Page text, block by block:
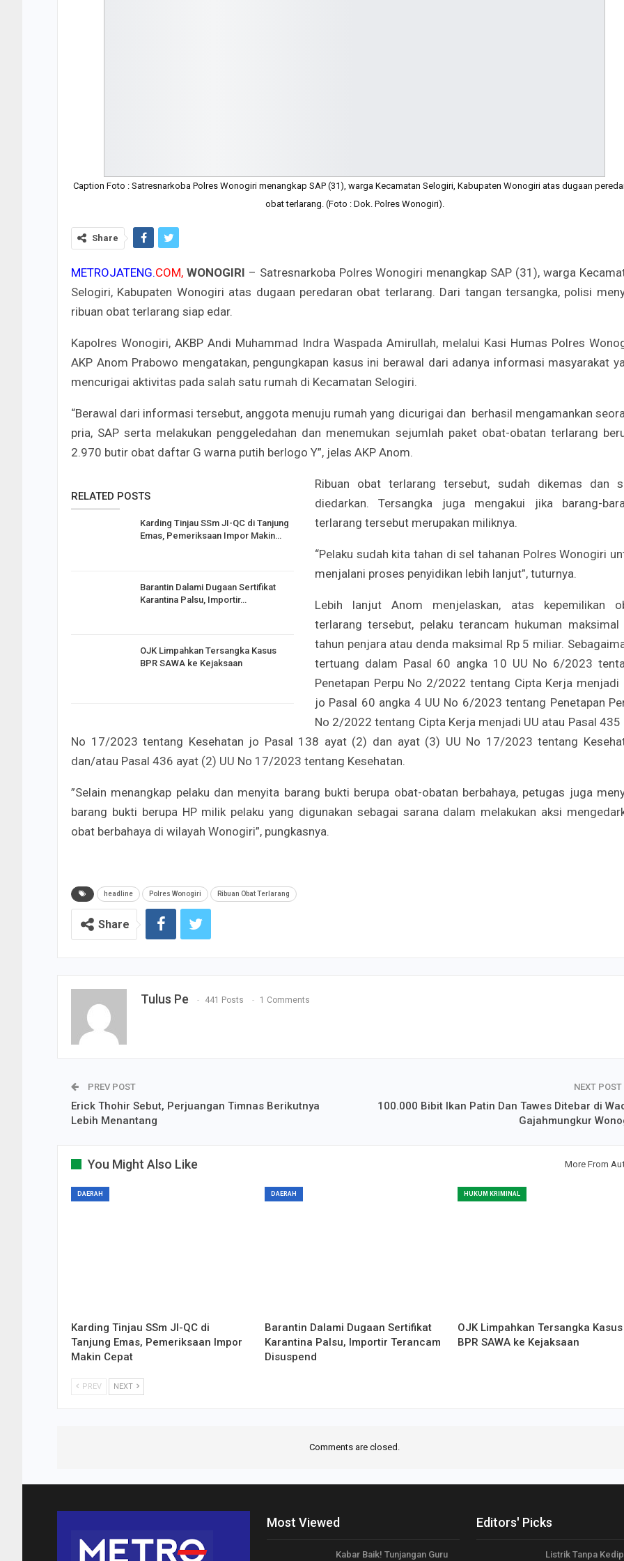
Caption Foto : Satresnarkoba Polres Wonogiri menangkap SAP (31), warga Kecamatan Selogiri, Kabupaten Wonogiri atas dugaan
obat terlarang. (Foto : Dok. Polres Wonogiri).
Share
METROJATENG.COM, WONOGIRI – Satresnarkoba Polres Wonogiri menangkap SAP (31), warga
Selogiri, Kabupaten Wonogiri atas dugaan peredaran obat terlarang. Dari tangan tersangka, polisi
ribuan obat terlarang siap edar.
Kapolres Wonogiri, AKBP Andi Muhammad Indra Waspada Amirullah, melalui Kasi Humas Polres
AKP Anom Prabowo mengatakan, pengungkapan kasus ini berawal dari adanya informasi masyarakat
mencurigai aktivitas pada salah satu rumah di Kecamatan Selogiri.
“Berawal dari informasi tersebut, anggota menuju rumah yang dicurigai dan berhasil mengamankan
pria, SAP serta melakukan penggeledahan dan menemukan sejumlah paket obat-obatan terlarang
2.970 butir obat daftar G warna putih berlogo Y”, jelas AKP Anom.
RELATED POSTS
Karding Tinjau SSm JI-QC di Tanjung
Emas, Pemeriksaan Impor Makin…
Barantin Dalami Dugaan Sertifikat
Karantina Palsu, Importir…
OJK Limpahkan Tersangka Kasus
BPR SAWA ke Kejaksaan
Ribuan obat terlarang tersebut, sudah dikemas dan
diedarkan. Tersangka juga mengakui jika barang-
terlarang tersebut merupakan miliknya.
“Pelaku sudah kita tahan di sel tahanan Polres Wonogiri
menjalani proses penyidikan lebih lanjut”, tuturnya.
Lebih lanjut Anom menjelaskan, atas kepemilikan
terlarang tersebut, pelaku terancam hukuman maksimal
tahun penjara atau denda maksimal Rp 5 miliar.
tertuang dalam Pasal 60 angka 10 UU No 6/2023
Penetapan Perpu No 2/2022 tentang Cipta Kerja menjadi
jo Pasal 60 angka 4 UU No 6/2023 tentang Penetapan
No 2/2022 tentang Cipta Kerja menjadi UU atau Pasal 435
No 17/2023 tentang Kesehatan jo Pasal 138 ayat (2) dan ayat (3) UU No 17/2023 tentang
dan/atau Pasal 436 ayat (2) UU No 17/2023 tentang Kesehatan.
”Selain menangkap pelaku dan menyita barang bukti berupa obat-obatan berbahaya, petugas juga
barang bukti berupa HP milik pelaku yang digunakan sebagai sarana dalam melakukan aksi
obat berbahaya di wilayah Wonogiri”, pungkasnya.
headline Polres Wonogiri Ribuan Obat Terlarang
Share
Tulus Pe 441 Posts 1 Comments
PREV POST
Erick Thohir Sebut, Perjuangan Timnas Berikutnya
Lebih Menantang
NEXT POST
100.000 Bibit Ikan Patin Dan Tawes Ditebar di
Gajahmungkur
You Might Also Like More From
DAERAH
Karding Tinjau SSm JI-QC di
Tanjung Emas, Pemeriksaan Impor
Makin Cepat
DAERAH
Barantin Dalami Dugaan Sertifikat
Karantina Palsu, Importir Terancam
Disuspend
HUKUM KRIMINAL
OJK Limpahkan Tersangka Kasus
BPR SAWA ke Kejaksaan
PREV NEXT
Comments are closed.
Most Viewed
Kabar Baik! Tunjangan Guru
Editors' Picks
Listrik Tanpa